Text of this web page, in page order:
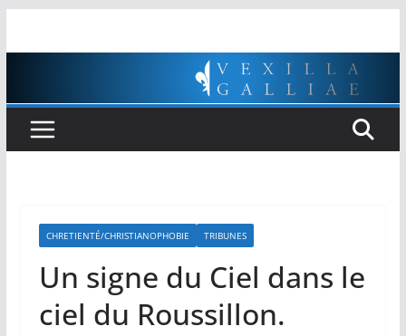
CHRETIENTÉ/CHRISTIANOPHOBIE TRIBUNES
Un signe du Ciel dans le
ciel du Roussillon.